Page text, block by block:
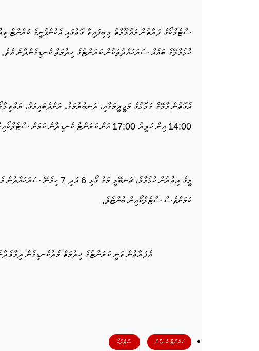
ސްޓެލްކޯގެ ފަރާތުން މައުލޫމާތު ލިބިފައިވާ ގޮތުގައި އެކުންފުނީގެ ކަރްންޓް
ހުޅުމާލޭގެ ބައެއް ސަރަހައްދުތަކުން ކަރަންޓުގެ ޚިދުމަތް ކެނޑިގެންދާނެ އެވެ.
އެގޮތުން މާލޭގެ ގަލޮޅުގެ މަޖީދީމަގާއި، ދަނބުރުމަގު، ރަށްދެބައިމަގު،
14:00 އިން ހަވީރު 17:00 އަށް ކަރަންޓު ކެނޑިދާނެ ކަމަށް ސްޓެލްކޯއިން ބުނެއެވެ.
ކަމަށްވެސް ސްޓެލްކޯއިން ބުންޏެވެ.
އެފަރާތުން ވަނީ ކަރަންޓުގެ ޚިދުމަތް މެދުކެނޑިގެން
ކަރަންޓު ކެނޑުން ސްޓެލްކޯ